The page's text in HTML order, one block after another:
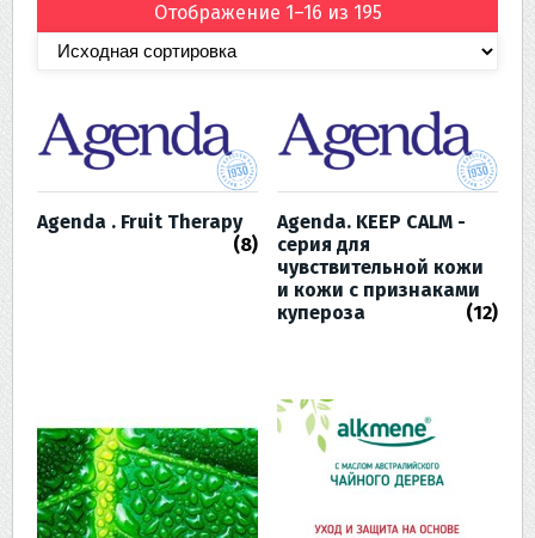
Отображение 1–16 из 195
Agenda . Fruit Therapy
(8)
Agenda. KEEP CALM -
серия для
чувствительной кожи
и кожи с признаками
купероза
(12)